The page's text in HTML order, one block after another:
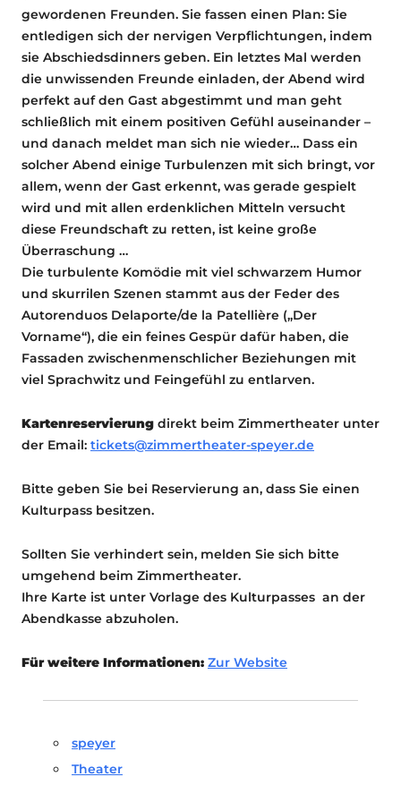
gewordenen Freunden. Sie fassen einen Plan: Sie
entledigen sich der nervigen Verpflichtungen, indem
sie Abschiedsdinners geben. Ein letztes Mal werden
die unwissenden Freunde einladen, der Abend wird
perfekt auf den Gast abgestimmt und man geht
schließlich mit einem positiven Gefühl auseinander –
und danach meldet man sich nie wieder… Dass ein
solcher Abend einige Turbulenzen mit sich bringt, vor
allem, wenn der Gast erkennt, was gerade gespielt
wird und mit allen erdenklichen Mitteln versucht
diese Freundschaft zu retten, ist keine große
Überraschung …
Die turbulente Komödie mit viel schwarzem Humor
und skurrilen Szenen stammt aus der Feder des
Autorenduos Delaporte/de la Patellière („Der
Vorname“), die ein feines Gespür dafür haben, die
Fassaden zwischenmenschlicher Beziehungen mit
viel Sprachwitz und Feingefühl zu entlarven.
Kartenreservierung direkt beim Zimmertheater unter
der Email: tickets@zimmertheater-speyer.de
Bitte geben Sie bei Reservierung an, dass Sie einen
Kulturpass besitzen.
Sollten Sie verhindert sein, melden Sie sich bitte
umgehend beim Zimmertheater.
Ihre Karte ist unter Vorlage des Kulturpasses an der
Abendkasse abzuholen.
Für weitere Informationen: Zur Website
speyer
Theater